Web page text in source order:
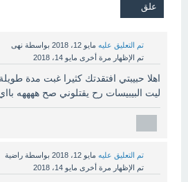
تم التعليق عليه مايو 12، 2018 بواسطة نهى
تم الإظهار مرة أخرى مايو 14، 2018
اهلا حبيبتي افتقدتك كثيرا غبت مدة
ليت البيبيسات رح يقتلوني صح ههههه
تم التعليق عليه مايو 12، 2018 بواسطة راضية
تم الإظهار مرة أخرى مايو 14، 2018